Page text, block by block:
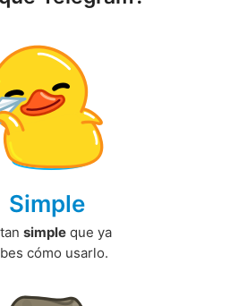
Simple
simple que ya
cómo usarlo.